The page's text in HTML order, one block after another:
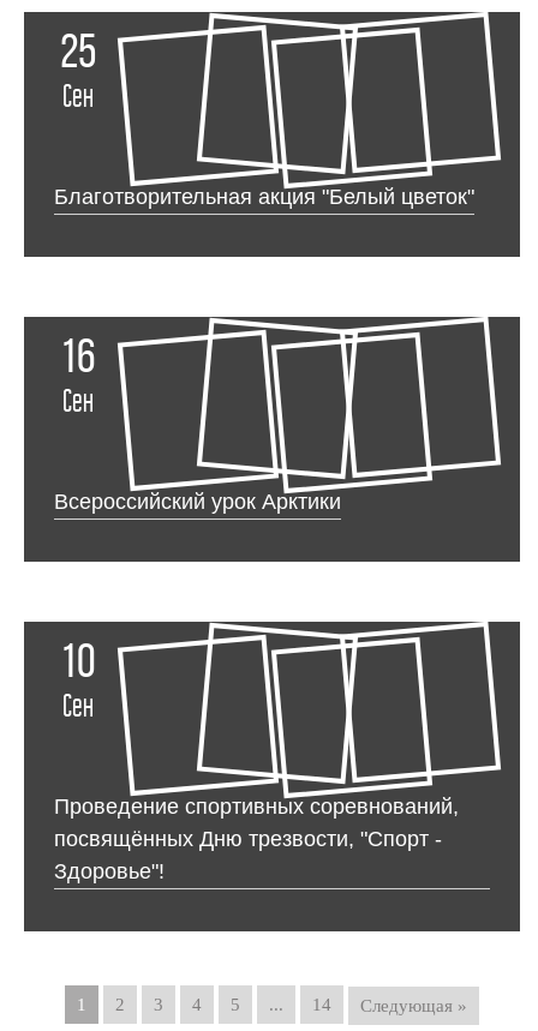
25
Сен
Благотворительная акция "Белый цветок"
16
Сен
Всероссийский урок Арктики
10
Сен
Проведение спортивных соревнований,
посвящённых Дню трезвости, "Спорт -
Здоровье"!
1 2 3 4 5 ... 14 Следующая »